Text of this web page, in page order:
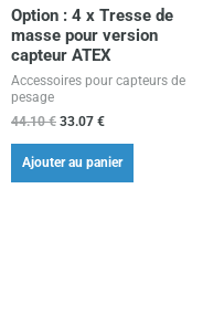
Option : 4 x Tresse de
masse pour version
capteur ATEX
Accessoires pour capteurs de
pesage
44.10€ 33.07 €
Ajouter au panier